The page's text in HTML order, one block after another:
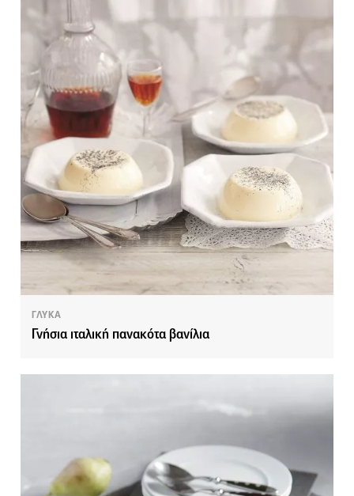
ΓΛΥΚΑ
Γνήσια ιταλική πανακότα βανίλια